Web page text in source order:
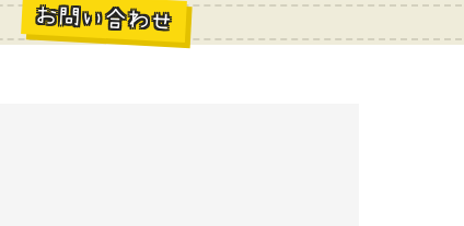
お問い合わせ